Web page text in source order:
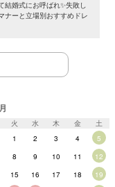
結婚式にお呼ばれ✨失敗し
ナーと立場別おすすめドレ
火 水 木 金
土
1 2 3 4
5
8 9 10 11
12
15 16 17 18
19